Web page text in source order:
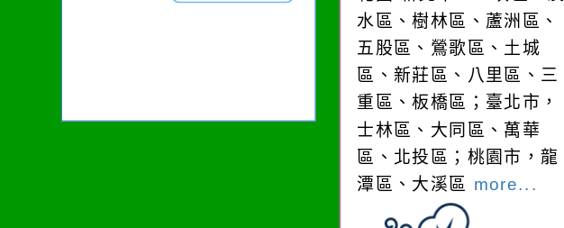
水區、樹林區、蘆洲區、
五股區、鶯歌區、土城
區、新莊區、八里區、三
重區、板橋區；臺北市，
士林區、大同區、萬華
區、北投區；桃園市，龍
潭區、大溪區 more...